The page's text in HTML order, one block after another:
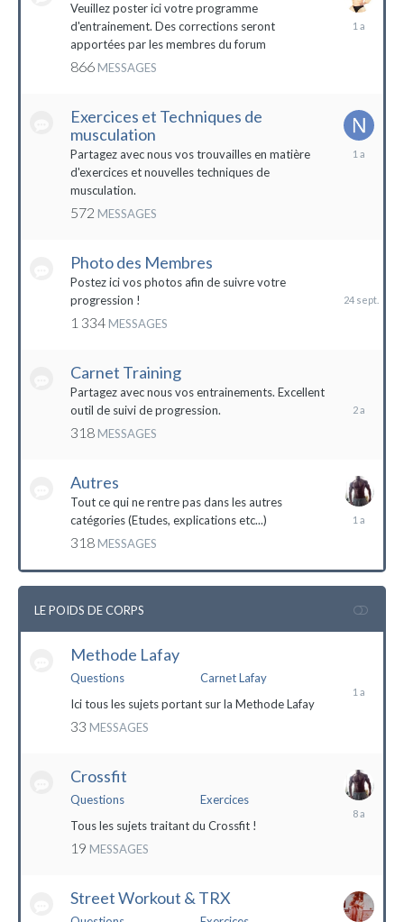
Veuillez poster ici votre programme
d'entrainement. Des corrections seront
apportées par les membres du forum
866 MESSAGES
20
Exercices et Techniques de
musculation
Partagez avec nous vos trouvailles en matière
d'exercices et nouvelles techniques de
musculation.
572 MESSAGES
25
Photo des Membres
Postez ici vos photos afin de suivre votre
progression !
1 334 MESSAGES
2023
Carnet Training
Partagez avec nous vos entrainements. Excellent
outil de suivi de progression.
318 MESSAGES
2022
Autres
Tout ce qui ne rentre pas dans les autres
catégories (Etudes, explications etc...)
318 MESSAGES
10
LE POIDS DE CORPS
Methode Lafay
Questions
Carnet Lafay
Ici tous les sujets portant sur la Methode Lafay
33 MESSAGES
2023
Crossfit
Questions
Exercices
Tous les sujets traitant du Crossfit !
19 MESSAGES
27
Street Workout & TRX